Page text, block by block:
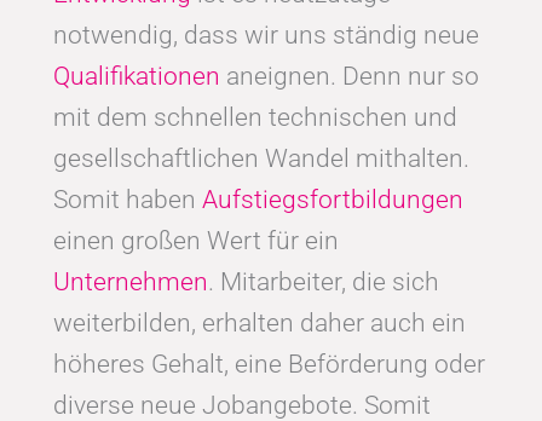
notwendig, dass wir uns ständig neue
Qualifikationen aneignen. Denn nur so
mit dem schnellen technischen und
gesellschaftlichen Wandel mithalten.
Somit haben Aufstiegsfortbildungen
einen großen Wert für ein
Unternehmen. Mitarbeiter, die sich
weiterbilden, erhalten daher auch ein
höheres Gehalt, eine Beförderung oder
diverse neue Jobangebote. Somit